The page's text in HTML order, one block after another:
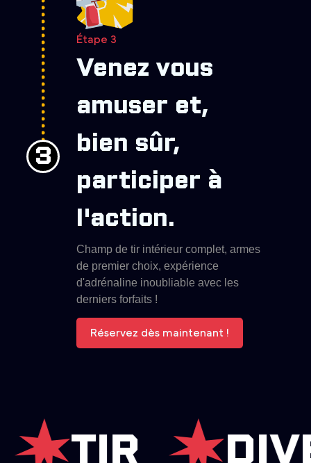
3
Étape 3
Venez vous
amuser et,
bien sûr,
participer à
l'action.
Champ de tir intérieur complet, armes
de premier choix, expérience
d'adrénaline inoubliable avec les
derniers forfaits !
Réservez dès maintenant !
TIR